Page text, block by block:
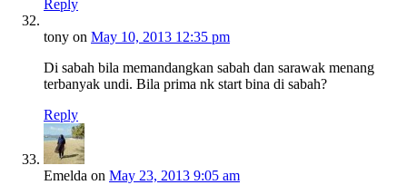
Reply
tony on May 10, 2013 12:35 pm
Di sabah bila memandangkan sabah dan sarawak menang
terbanyak undi. Bila prima nk start bina di sabah?
Reply
Emelda on May 23, 2013 9:05 am